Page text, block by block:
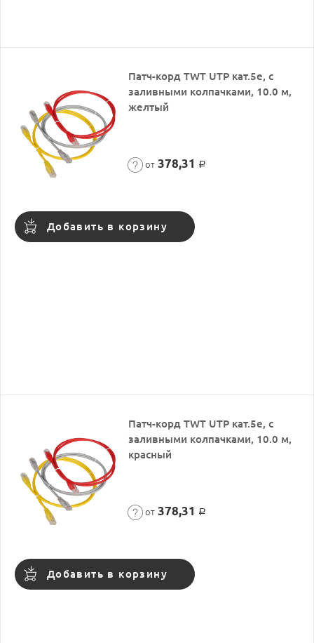
Патч-корд TWT UTP кат.5e, с
заливными колпачками, 10.0 м,
желтый
от 378,31 Р
Добавить в корзину
Патч-корд TWT UTP кат.5e, с
заливными колпачками, 10.0 м,
красный
от 378,31 Р
Добавить в корзину